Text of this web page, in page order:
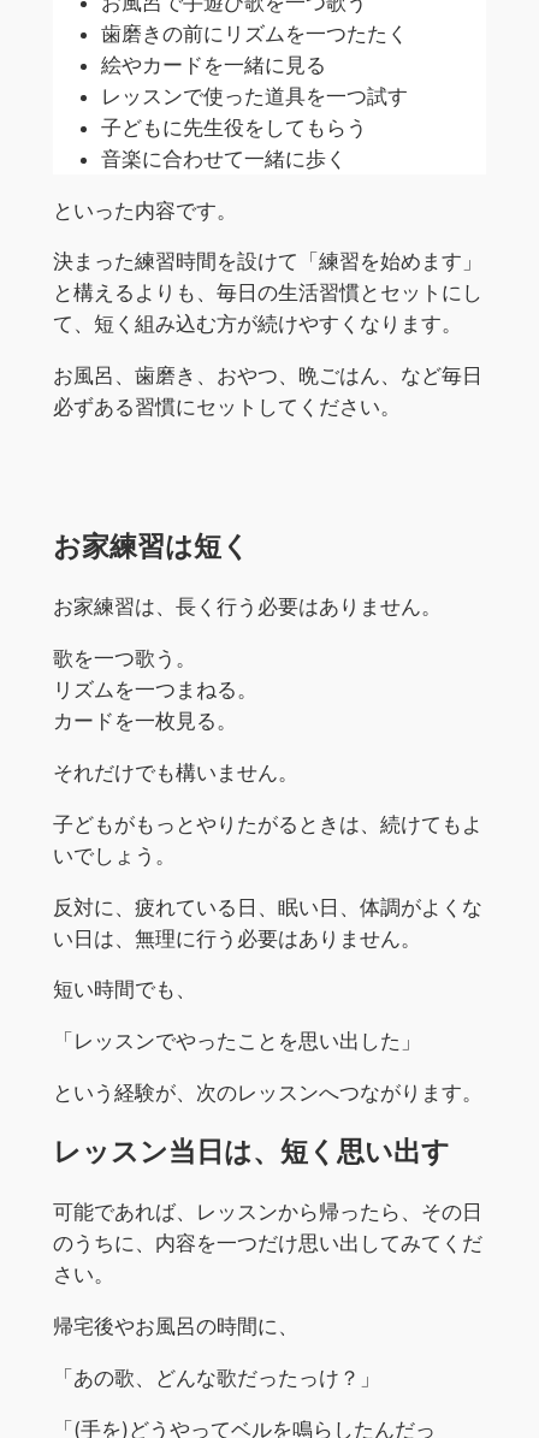
歯磨きの前にリズムを一つたたく
絵やカードを一緒に見る
レッスンで使った道具を一つ試す
子どもに先生役をしてもらう
音楽に合わせて一緒に歩く
といった内容です。
決まった練習時間を設けて「練習を始めます」
と構えるよりも、毎日の生活習慣とセットにし
て、短く組み込む方が続けやすくなります。
お風呂、歯磨き、おやつ、晩ごはん、など毎日
必ずある習慣にセットしてください。
お家練習は短く
お家練習は、長く行う必要はありません。
歌を一つ歌う。
リズムを一つまねる。
カードを一枚見る。
それだけでも構いません。
子どもがもっとやりたがるときは、続けてもよ
いでしょう。
反対に、疲れている日、眠い日、体調がよくな
い日は、無理に行う必要はありません。
短い時間でも、
「レッスンでやったことを思い出した」
という経験が、次のレッスンへつながります。
レッスン当日は、短く思い出す
可能であれば、レッスンから帰ったら、その日
のうちに、内容を一つだけ思い出してみてくだ
さい。
帰宅後やお風呂の時間に、
「あの歌、どんな歌だったっけ？」
「(手を)どうやってベルを鳴らしたんだっ